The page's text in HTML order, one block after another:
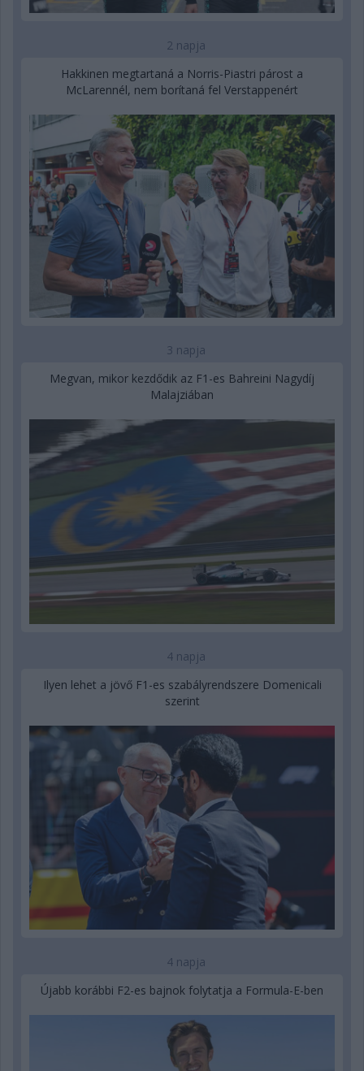
2 napja
Hakkinen megtartaná a Norris-Piastri párost a
McLarennél, nem borítaná fel Verstappenért
3 napja
Megvan, mikor kezdődik az F1-es Bahreini Nagydíj
Malajziában
4 napja
Ilyen lehet a jövő F1-es szabályrendszere Domenicali
szerint
4 napja
Újabb korábbi F2-es bajnok folytatja a Formula-E-ben